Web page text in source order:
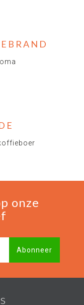
onze
Abonneer